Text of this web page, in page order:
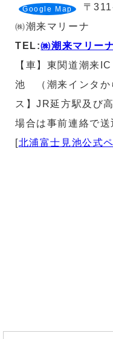
Google Map
〒
㈱潮来マリーナ
TEL:㈱潮来マリー
【車】東関道潮来
池 （潮来インタか
ス】JR延方駅及び
場合は事前連絡で送
[北浦富士見池公式